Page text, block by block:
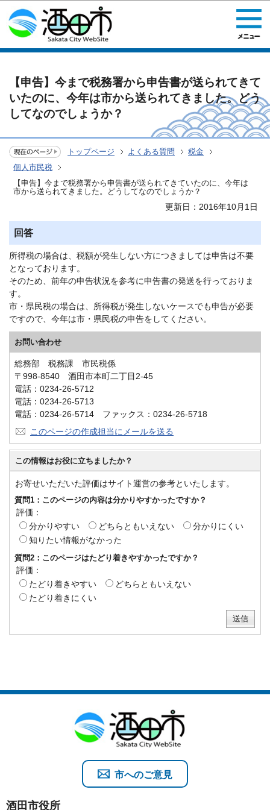
このページの本文へ移動
【申告】今まで税務署から申告書が送られてきて
いたのに、今年は市から送られてきました。どう
してなのでしょうか？
トップページ よくある質問
税金
個人市民税
【申告】今まで税務署から申告書が送られてきていたのに、今年は
市から送られてきました。どうしてなのでしょうか？
更新日：2016年10月1日
回答
所得税の場合は、税額が発生しない方につきましては申告は不要
となっております。
そのため、前年の申告状況を参考に申告書の発送を行っておりま
す。
市・県民税の場合は、所得税が発生しないケースでも申告が必要
ですので、今年は市・県民税の申告をしてください。
お問い合わせ
総務部 税務課 市民税係
〒998-8540 酒田市本町二丁目2-45
電話：0234-26-5712
電話：0234-26-5713
電話：0234-26-5714 ファックス：0234-26-5718
このページの作成担当にメールを送る
この情報はお役に立ちましたか？
お寄せいただいた評価はサイト運営の参考といたします。
質問1：このページの内容は分かりやすかったですか？
評価：
分かりやすい
どちらともいえない
分かりにくい
知りたい情報がなかった
質問2：このページはたどり着きやすかったですか？
評価：
たどり着きやすい
どちらともいえない
たどり着きにくい
酒田市役所
市へのご意見